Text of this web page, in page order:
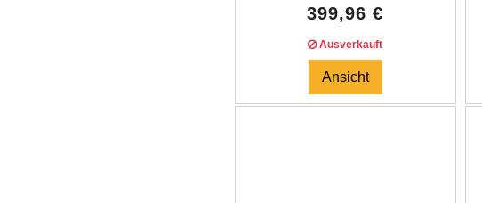
399,96 €
Ausverkauft
Ansicht